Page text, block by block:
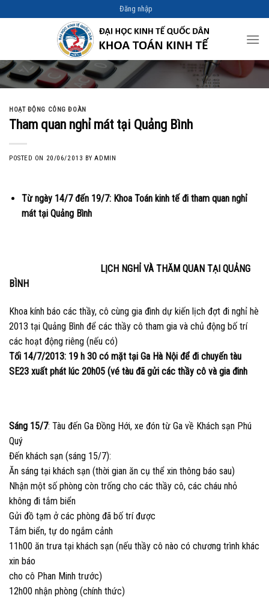
to
Đăng nhập
HOẠT ĐỘNG CÔNG ĐOÀN
Tham quan nghỉ mát tại Quảng Bình
POSTED ON 20/06/2013 BYADMIN
Từ ngày 14/7 đến 19/7: Khoa Toán kinh tế đi tham quan nghỉ
mát tại Quảng Bình
LỊCH NGHỈ VÀ THĂM QUAN TẠI QUẢNG
BÌNH
Khoa kính báo các thầy, cô cùng gia đình dự kiến lịch đợt đi nghỉ hè
2013 tại Quảng Bình để các thầy cô tham gia và chủ động bố trí
các hoạt động riêng (nếu có)
Tối 14/7/2013: 19 h 30 có mặt tại Ga Hà Nội để đi chuyến tàu
SE23 xuất phát lúc 20h05 (vé tàu đã gửi các thầy cô và gia đinh
Sáng 15/7: Tàu đến Ga Đồng Hới, xe đón từ Ga về Khách sạn Phú
Quý
Đến khách sạn (sáng 15/7):
Ăn sáng tại khách sạn (thời gian ăn cụ thể xin thông báo sau)
Nhận một số phòng còn trống cho các thầy cô, các cháu nhỏ
không đi tắm biển
Gửi đồ tạm ở các phòng đã bố trí được
Tắm biển, tự do ngắm cảnh
11h00 ăn trưa tại khách sạn (nếu thầy cô nào có chương trình khác
xin báo
cho cô Phan Minh trước)
12h00 nhận phòng (chính thức)